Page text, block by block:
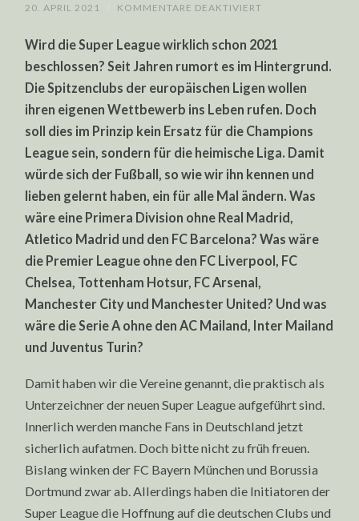
20. APRIL 2021 KOMMENTARE DEAKTIVIERT
2021:
DER
IE W
IR I
HN K
ENNEN?
Wird die Super League wirklich schon 2021
beschlossen? Seit Jahren rumort es im Hintergrund.
Die Spitzenclubs der europäischen Ligen wollen
ihren eigenen Wettbewerb ins Leben rufen. Doch
soll dies im Prinzip kein Ersatz für die Champions
League sein, sondern für die heimische Liga. Damit
würde sich der Fußball, so wie wir ihn kennen und
lieben gelernt haben, ein für alle Mal ändern. Was
wäre eine Primera Division ohne Real Madrid,
Atletico Madrid und den FC Barcelona? Was wäre
die Premier League ohne den FC Liverpool, FC
Chelsea, Tottenham Hotsur, FC Arsenal,
Manchester City und Manchester United? Und was
wäre die Serie A ohne den AC Mailand, Inter Mailand
und Juventus Turin?
Damit haben wir die Vereine genannt, die praktisch als
Unterzeichner der neuen Super League aufgeführt sind.
Innerlich werden manche Fans in Deutschland jetzt
sicherlich aufatmen. Doch bitte nicht zu früh freuen.
Bislang winken der FC Bayern München und Borussia
Dortmund zwar ab. Allerdings haben die Initiatoren der
Super League die Hoffnung auf die deutschen Clubs und